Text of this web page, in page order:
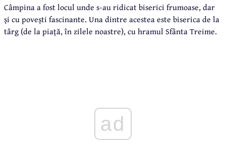
Câmpina a fost locul unde s-au ridicat biserici frumoase, dar
și cu povești fascinante. Una dintre acestea este biserica de la
târg (de la piață, în zilele noastre), cu hramul Sfânta Treime.
ad